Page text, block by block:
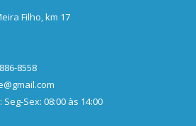
Filho, km 17
8558
Sex: 08:00 às 14:00